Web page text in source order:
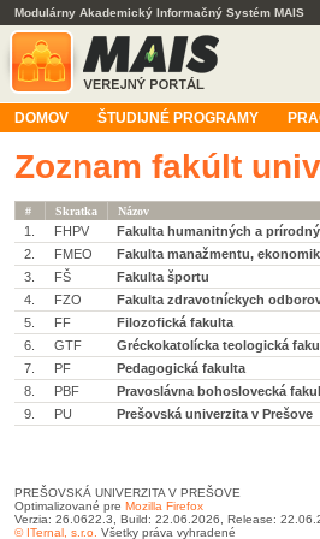
Modulárny Akademický Informačný Systém MAIS
DOMOV ŠTUDIJNÉ PROGRAMY
Zoznam fakúlt
# Skratka Názov
1. FHPV Fakulta humanitných a
2.
FMEO Fakulta manažmentu,
3.
FŠ Fakulta športu
4.
FZO Fakulta zdravotníckych
5.
FF Filozofická fakulta
6.
GTF Gréckokatolícka teologická
7.
PF Pedagogická fakulta
8.
PBF Pravoslávna bohoslovecká
9.
PU Prešovská univerzita v Prešove
PREŠOVSKÁ UNIVERZITA V PREŠOVE
Optimalizované pre Mozilla Firefox
Verzia: 26.0622.3, Build: 22.06.2026, Release:
© ITernal, s.r.o. Všetky práva vyhradené